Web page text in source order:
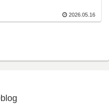
2026.05.16